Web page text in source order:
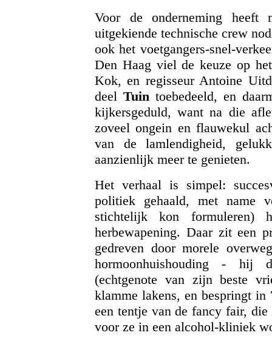
Voor de onderneming heeft
uitgekiende technische crew
ook het voetgangers-snel-
Den Haag viel de keuze op
Kok, en regisseur Antoine
deel Tuintoebedeeld, en
kijkersgeduld, want na die
zoveel ongein en flauwekul
van de lamlendigheid,
aanzienlijk meer te genieten.
Het verhaal is simpel:
politiek gehaald, met name
stichtelijk kon formuleren)
herbewapening. Daar zit een
gedreven door morele
hormoonhuishouding - hij
(echtgenote van zijn beste
klamme lakens, en bespringt in
een tentje van de fancy fair,
voor ze in een alcohol-kliniek